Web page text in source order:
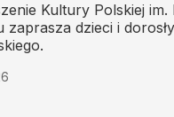
Kultury Polskiej im.
zaprasza dzieci i